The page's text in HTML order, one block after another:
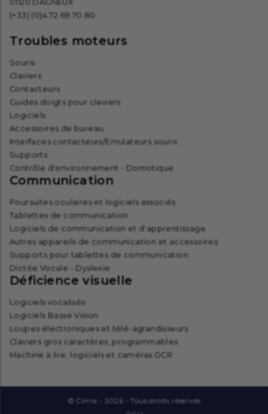
01120 DAGNEUX
(+33) (0)4.72.69.70.80
Troubles moteurs
Souris
Claviers
Contacteurs
Guides doigts pour claviers
Logiciels
Accessoires de bureau
Interfaces contacteurs/Emulateurs souris
Supports
Contrôle d'environnement - Domotique
Communication
Poursuites oculaires et logiciels associés
Tablettes de communication
Logiciels de communication et d'apprentissage
Autres appareils de communication et accessoires
Supports pour tablettes de communication
Dictée Vocale - Dyslexie
Déficience visuelle
Logiciels vocalisés
Logiciels Basse Vision
Loupes électroniques et télé-agrandisseurs
Claviers gros caractères, programmables
Machine à lire, logiciels et caméras OCR
© Cimis - 2026 - Tous droits réservés